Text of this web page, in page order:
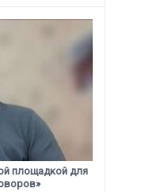
площадкой для